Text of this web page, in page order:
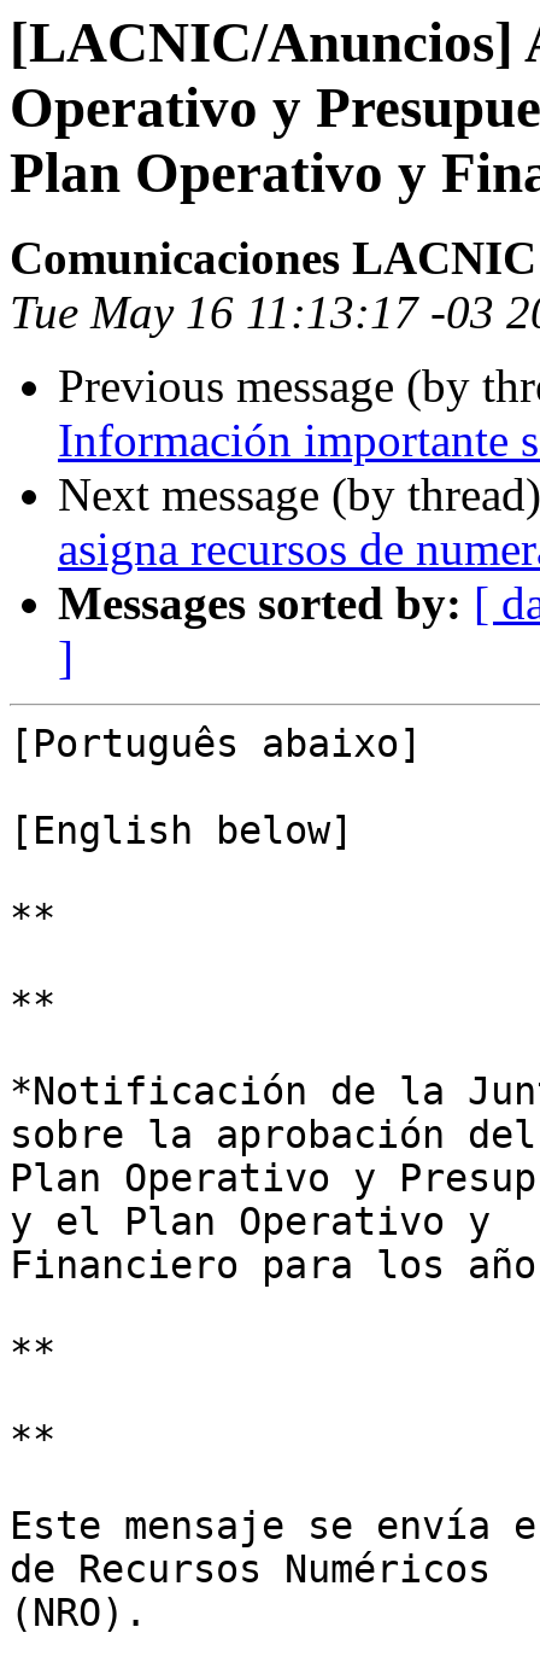
[LACNIC/Anuncios]
Operativo y
Plan Operativo y
Comunicaciones LACNIC
Tue May 16 11:13:17 -03
Previous message (by
Información importante
Next message (by
asigna recursos de
Messages sorted by: [
]
[Português abaixo]
[English below]
**
**
*Notificación de la
sobre la aprobación
Plan Operativo y
y el Plan Operativo y
Financiero para los
**
**
Este mensaje se envía
de Recursos Numéricos
(NRO).